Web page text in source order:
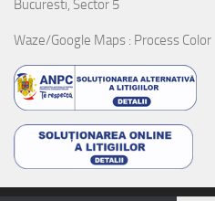
Bucuresti, Sector 5
Waze/Google Maps : Process Color